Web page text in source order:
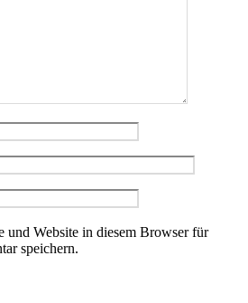
und Website in diesem Browser für
speichern.